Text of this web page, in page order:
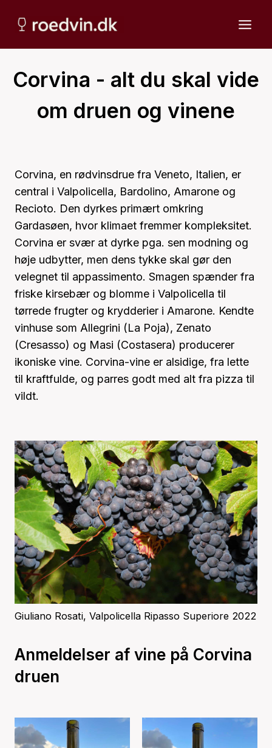
Corvina - alt du skal vide
om druen og vinene
Corvina, en rødvinsdrue fra Veneto, Italien, er
central i Valpolicella, Bardolino, Amarone og
Recioto. Den dyrkes primært omkring
Gardasøen, hvor klimaet fremmer kompleksitet.
Corvina er svær at dyrke pga. sen modning og
høje udbytter, men dens tykke skal gør den
velegnet til appassimento. Smagen spænder fra
friske kirsebær og blomme i Valpolicella til
tørrede frugter og krydderier i Amarone. Kendte
vinhuse som Allegrini (La Poja), Zenato
(Cresasso) og Masi (Costasera) producerer
ikoniske vine. Corvina-vine er alsidige, fra lette
til kraftfulde, og parres godt med alt fra pizza til
vildt.
Giuliano Rosati, Valpolicella Ripasso Superiore 2022
Anmeldelser af vine på Corvina
druen